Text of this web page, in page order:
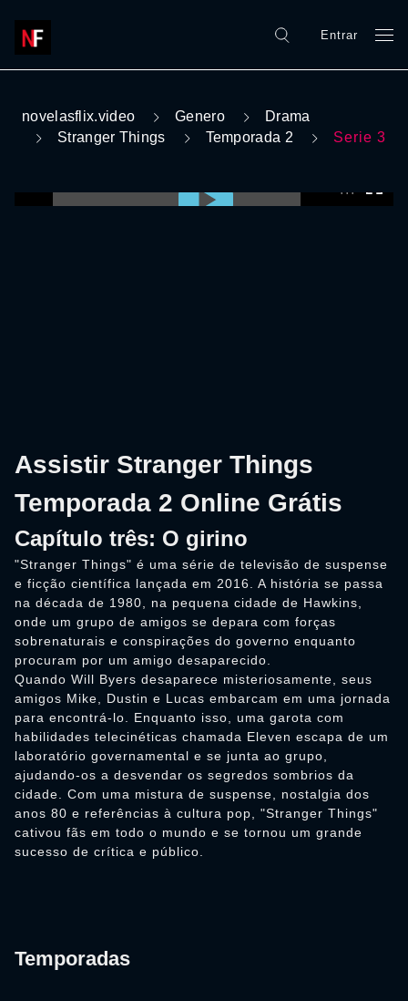
Entrar
novelasflix.video Genero
Drama
Stranger Things
Temporada 2 Serie 3
Assistir Stranger Things
Temporada 2 Online Grátis
Capítulo três: O girino
"Stranger Things" é uma série de televisão de suspense
e ficção científica lançada em 2016. A história se passa
na década de 1980, na pequena cidade de Hawkins,
onde um grupo de amigos se depara com forças
sobrenaturais e conspirações do governo enquanto
procuram por um amigo desaparecido.
Quando Will Byers desaparece misteriosamente, seus
amigos Mike, Dustin e Lucas embarcam em uma jornada
para encontrá-lo. Enquanto isso, uma garota com
habilidades telecinéticas chamada Eleven escapa de um
laboratório governamental e se junta ao grupo,
ajudando-os a desvendar os segredos sombrios da
cidade. Com uma mistura de suspense, nostalgia dos
anos 80 e referências à cultura pop, "Stranger Things"
cativou fãs em todo o mundo e se tornou um grande
sucesso de crítica e público.
Temporadas